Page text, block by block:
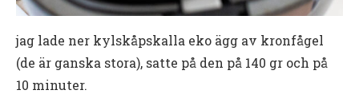
jag lade ner kylskåpskalla eko ägg av kronfågel
(de är ganska stora), satte på den på 140 gr och på
10 minuter.